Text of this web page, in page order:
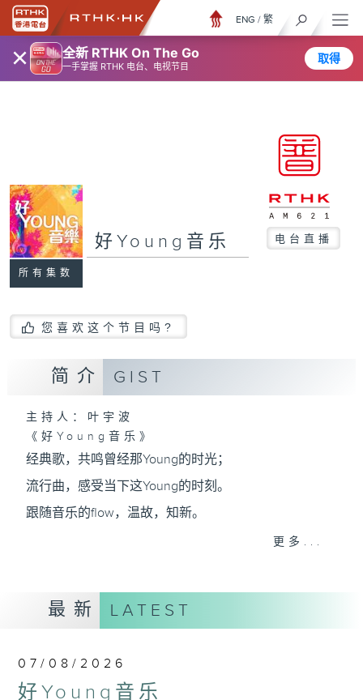
× 全新 RTHK On The Go
一手掌握 RTHK 电台、电视节目
取得
ENG / 繁
所有集数
好Young音乐 电台直播
您喜欢这个节目吗?
简介 GIST
主持人：叶宇波
《好Young音乐》
经典歌，共鸣曾经那Young的时光；
流行曲，感受当下这Young的时刻。
跟随音乐的flow，温故，知新。
（广东歌经典）、温故知新（新歌精选）。
《好Young音乐》
更多...
最新 LATEST
07/08/2026
好Young音乐